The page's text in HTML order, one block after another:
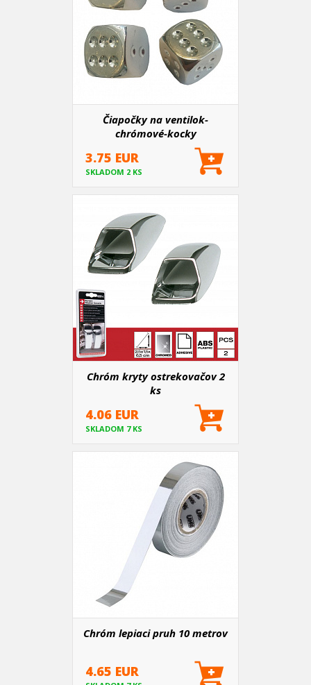
Čiapočky na ventilok-
chrómové-kocky
3.75 EUR
SKLADOM 2 KS
Chróm kryty ostrekovačov 2
ks
4.06 EUR
SKLADOM 7 KS
Chróm lepiaci pruh 10 metrov
4.65 EUR